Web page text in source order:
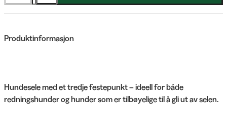
Produktinformasjon
Hundesele med et tredje festepunkt – ideell for både
redningshunder og hunder som er tilbøyelige til å gli ut av selen.